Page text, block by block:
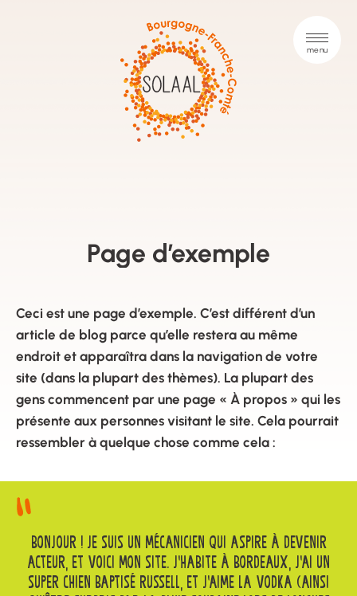
Page d’exemple
Ceci est une page d’exemple. C’est différent d’un
article de blog parce qu’elle restera au même
endroit et apparaîtra dans la navigation de votre
site (dans la plupart des thèmes). La plupart des
gens commencent par une page « À propos » qui les
présente aux personnes visitant le site. Cela pourrait
ressembler à quelque chose comme cela :
BONJOUR ! JE SUIS UN MÉCANICIEN QUI ASPIRE À DEVENIR
ACTEUR, ET VOICI MON SITE. J’HABITE À BORDEAUX, J’AI UN
SUPER CHIEN BAPTISÉ RUSSELL, ET J’AIME LA VODKA (AINSI